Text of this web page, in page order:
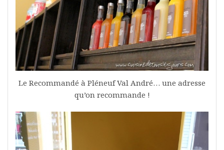
Le Recommandé à Pléneuf Val André… une adresse
qu’on recommande !